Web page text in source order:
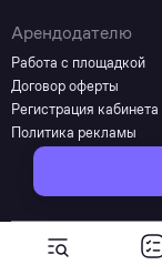
Арендодателю
Работа с площадкой
Договор оферты
Регистрация кабинета
Политика рекламы